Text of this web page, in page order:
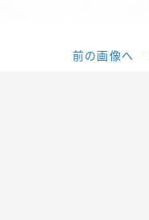
前の画像へ